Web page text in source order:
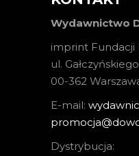
Wydawnictwo
imprint Fundacji
ul.
00-362
E-mail:
Dystrybucja: